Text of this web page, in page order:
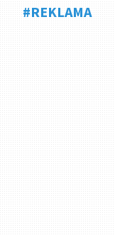
#REKLAMA